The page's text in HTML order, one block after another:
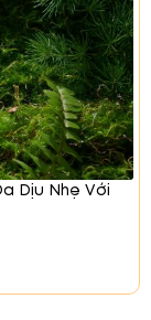
bởi
diện
Dịu Nhẹ Với